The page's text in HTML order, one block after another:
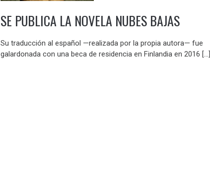
SE PUBLICA LA NOVELA NUBES BAJAS
Su traducción al español —realizada por la propia autora— fue
galardonada con una beca de residencia en Finlandia en 2016 […]